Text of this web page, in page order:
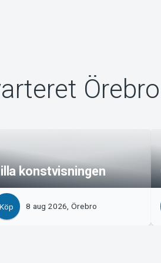
Örebro
konstvisningen
Köp 8 aug 2026, Örebro